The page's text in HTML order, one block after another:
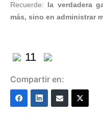
Recuerde: la verdadera
más, sino en administrar
11
Compartir en: